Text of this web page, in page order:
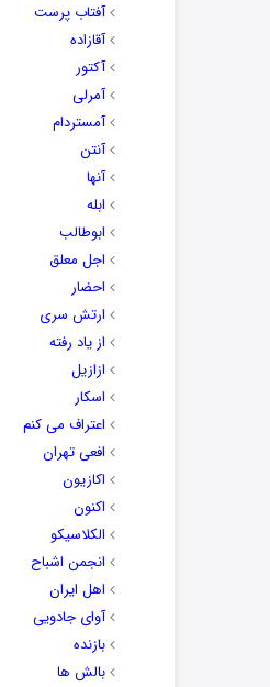
آفتاب پرست
آقازاده
آکتور
آمرلی
آمستردام
آنتن
آنها
ابله
ابوطالب
اجل معلق
احضار
ارتش سری
از یاد رفته
ازازیل
اسکار
اعتراف می کنم
افعی تهران
اکازیون
اکنون
الکلاسیکو
انجمن اشباح
اهل ایران
آوای جادویی
بازنده
بالش ها